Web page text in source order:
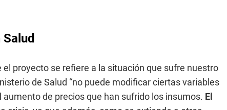
el proyecto se refiere a la situación que sufre nuestro
de Salud “no puede modificar ciertas variables
de precios que han sufrido los insumos. El